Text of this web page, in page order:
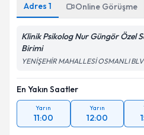
Adres 1 Online Görüşme
Klinik Psikolog Nur Güngör Özel
Birimi
YENİŞEHİR MAHALLESİ OSMANLI BLV
En Yakın Saatler
Yarın
11:00
Yarın
12:00